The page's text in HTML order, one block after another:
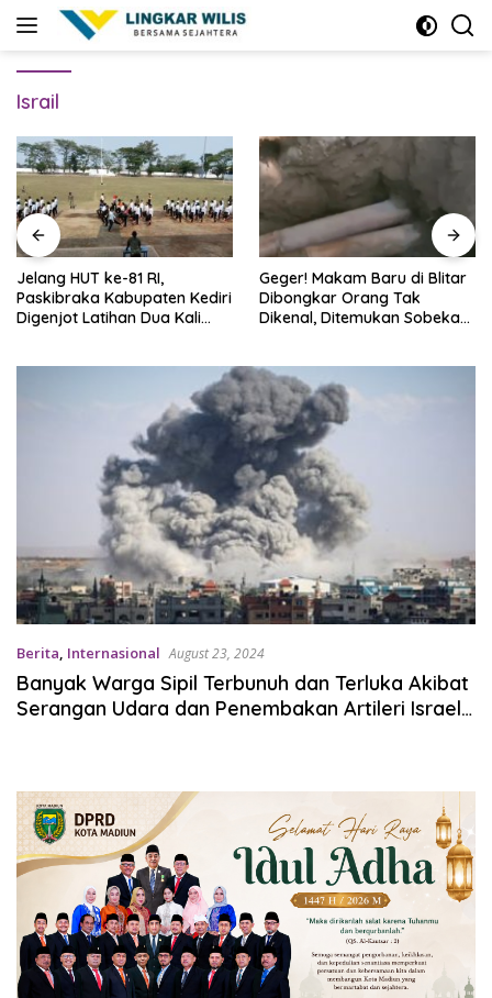
Israil
Jelang HUT ke-81 RI,
Paskibraka Kabupaten Kediri
Digenjot Latihan Dua Kali
Geger! Makam Baru di Blitar
Dibongkar Orang Tak
Dikenal, Ditemukan Sobekan
Berita, Internasional August 23, 2024
Banyak Warga Sipil Terbunuh dan Terluka Akibat
Serangan Udara dan Penembakan Artileri Israel